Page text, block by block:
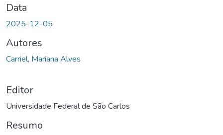
Data
2025-12-05
Autores
Carriel, Mariana Alves
Editor
Universidade Federal de São Carlos
Resumo